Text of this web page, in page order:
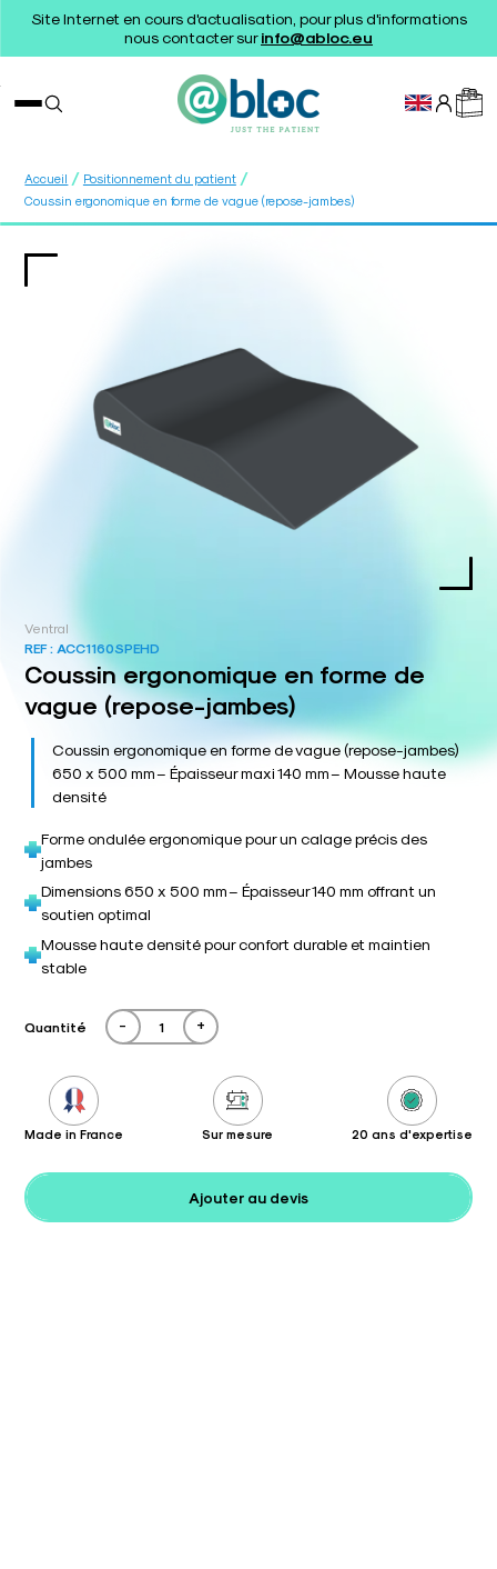
Site Internet en cours d'actualisation, pour plus d'informations
nous contacter surinfo@abloc.eu
Accueil / Positionnement du patient /
Coussin ergonomique en forme de vague (repose-jambes)
Ventral
REF : ACC1160SPEHD
Coussin ergonomique en forme de
vague (repose-jambes)
Coussin ergonomique en forme de vague (repose-jambes)
650 x 500 mm – Épaisseur maxi 140 mm – Mousse haute
densité
Forme ondulée ergonomique pour un calage précis des
jambes
Dimensions 650 x 500 mm – Épaisseur 140 mm offrant un
soutien optimal
Mousse haute densité pour confort durable et maintien
stable
Quantité - +
Made in France Sur mesure 20 ans d'expertise
Ajouter au devis